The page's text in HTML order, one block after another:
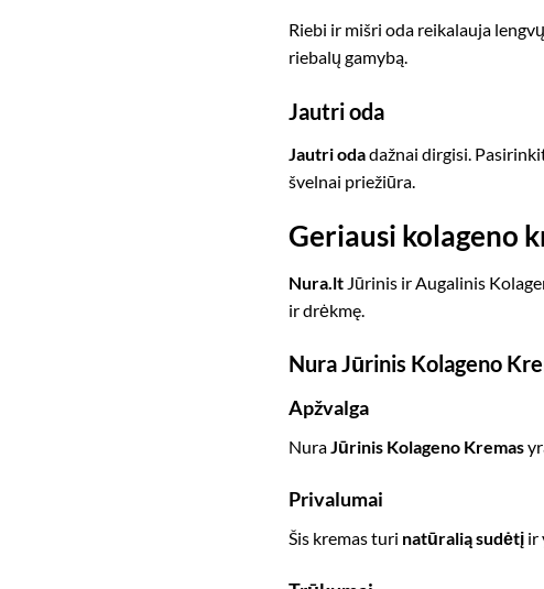
Riebi ir mišri oda reikalauja
riebalų gamybą.
Jautri oda
Jautri odadažnai dirgisi.
švelnai priežiūra.
Geriausi kolageno
Nura.lt Jūrinis ir Augalinis
ir drėkmę.
Nura Jūrinis Kolageno
Apžvalga
NuraJūrinis Kolageno Kremas
Privalumai
Šis kremas turi natūralią sudėtį ir